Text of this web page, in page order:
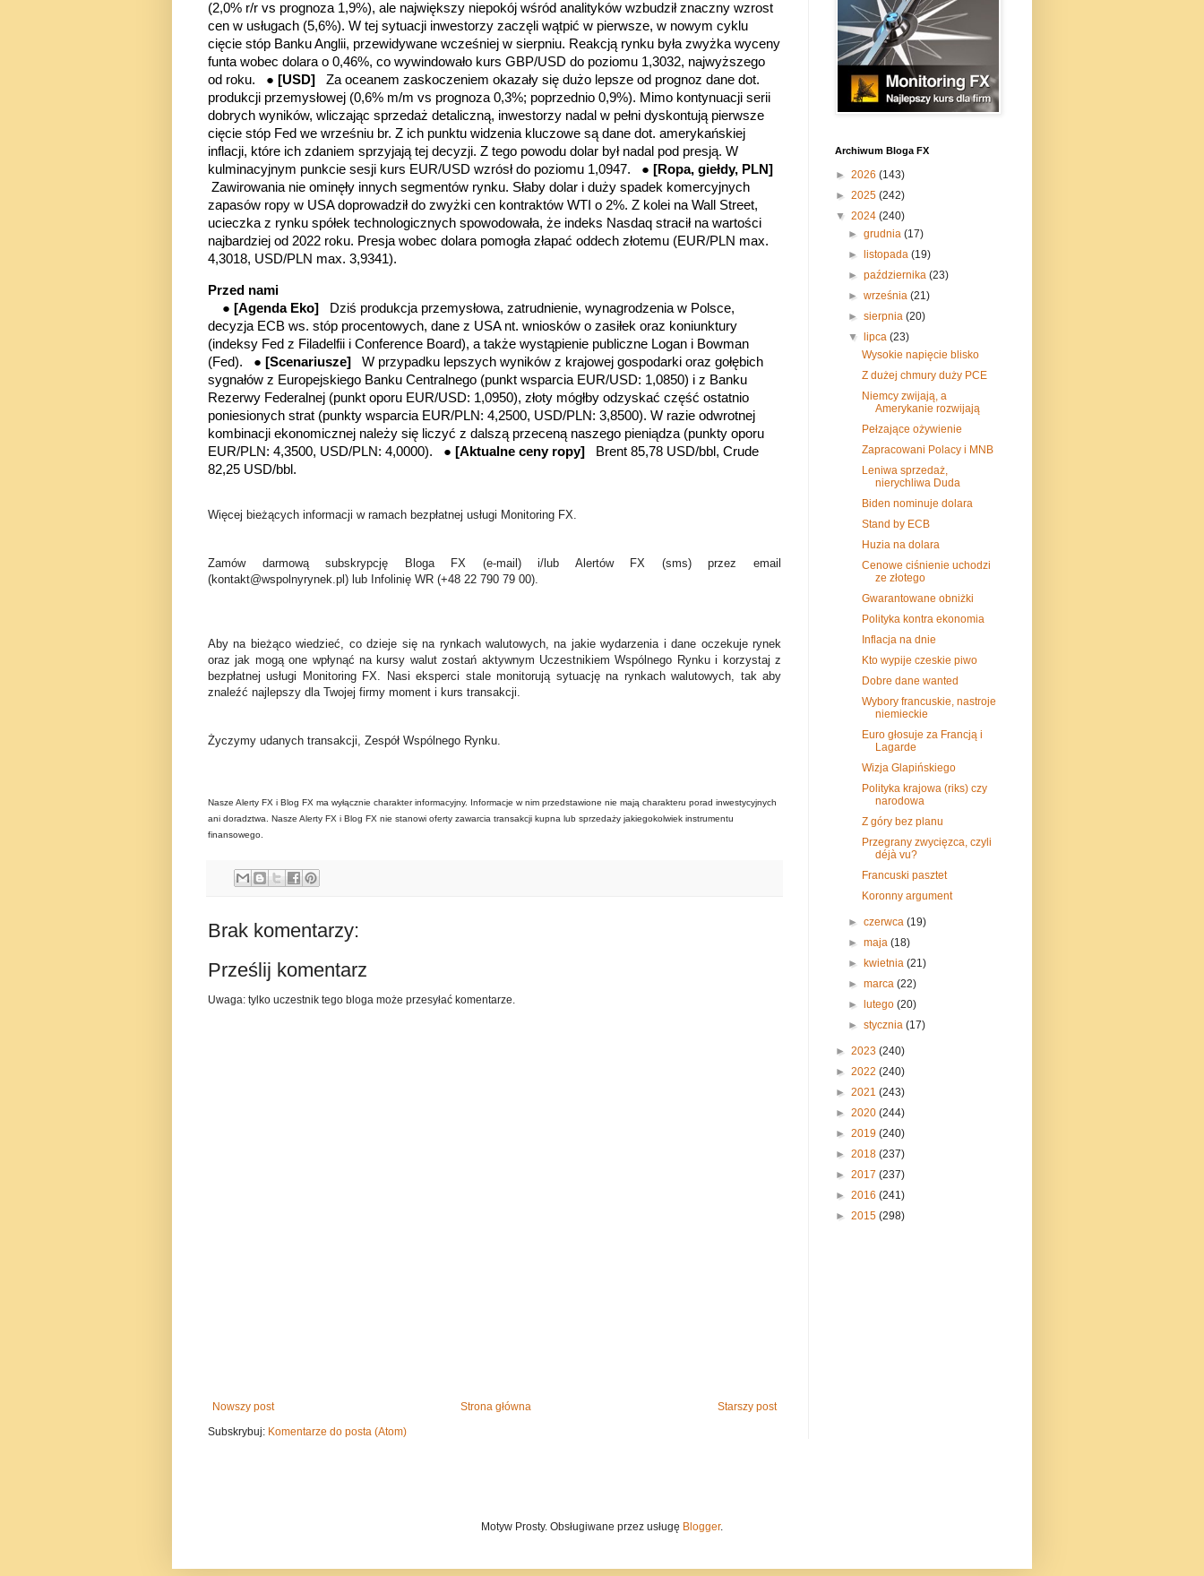
(2,0% r/r vs prognoza 1,9%), ale największy niepokój wśród analityków wzbudził znaczny wzrost
cen w usługach (5,6%). W tej sytuacji inwestorzy zaczęli wątpić w pierwsze, w nowym cyklu
cięcie stóp Banku Anglii, przewidywane wcześniej w sierpniu. Reakcją rynku była zwyżka wyceny
funta wobec dolara o 0,46%, co wywindowało kurs GBP/USD do poziomu 1,3032, najwyższego
od roku. ● [USD] Za oceanem zaskoczeniem okazały się dużo lepsze od prognoz dane dot.
produkcji przemysłowej (0,6% m/m vs prognoza 0,3%; poprzednio 0,9%). Mimo kontynuacji serii
dobrych wyników, wliczając sprzedaż detaliczną, inwestorzy nadal w pełni dyskontują pierwsze
cięcie stóp Fed we wrześniu br. Z ich punktu widzenia kluczowe są dane dot. amerykańskiej
inflacji, które ich zdaniem sprzyjają tej decyzji. Z tego powodu dolar był nadal pod presją. W
kulminacyjnym punkcie sesji kurs EUR/USD wzrósł do poziomu 1,0947. ● [Ropa, giełdy, PLN]
Zawirowania nie ominęły innych segmentów rynku. Słaby dolar i duży spadek komercyjnych
zapasów ropy w USA doprowadził do zwyżki cen kontraktów WTI o 2%. Z kolei na Wall Street,
ucieczka z rynku spółek technologicznych spowodowała, że indeks Nasdaq stracił na wartości
najbardziej od 2022 roku. Presja wobec dolara pomogła złapać oddech złotemu (EUR/PLN max.
4,3018, USD/PLN max. 3,9341).
Przed nami
● [Agenda Eko]
Dziś produkcja przemysłowa, zatrudnienie, wynagrodzenia w Polsce,
decyzja ECB ws. stóp procentowych, dane z USA nt. wniosków o zasiłek oraz koniunktury
(indeksy Fed z Filadelfii i Conference Board), a także wystąpienie publiczne Logan i Bowman
(Fed). ● [Scenariusze] W przypadku lepszych wyników z krajowej gospodarki oraz gołębich
sygnałów z Europejskiego Banku Centralnego (punkt wsparcia EUR/USD: 1,0850) i z Banku
Rezerwy Federalnej (punkt oporu EUR/USD: 1,0950), złoty mógłby odzyskać część ostatnio
poniesionych strat (punkty wsparcia EUR/PLN: 4,2500, USD/PLN: 3,8500). W razie odwrotnej
kombinacji ekonomicznej należy się liczyć z dalszą przeceną naszego pieniądza (punkty oporu
EUR/PLN: 4,3500, USD/PLN: 4,0000). ● [Aktualne ceny ropy]
Brent 85,78 USD/bbl, Crude
82,25 USD/bbl.
Więcej bieżących informacji w ramach bezpłatnej usługi Monitoring FX.
Zamów darmową subskrypcję Bloga FX (e-mail) i/lub Alertów FX (sms) przez email
(kontakt@wspolnyrynek.pl) lub Infolinię WR (+48 22 790 79 00).
Aby na bieżąco wiedzieć, co dzieje się na rynkach walutowych, na jakie wydarzenia i dane oczekuje rynek
oraz jak mogą one wpłynąć na kursy walut zostań aktywnym Uczestnikiem Wspólnego Rynku i korzystaj z
bezpłatnej usługi Monitoring FX. Nasi eksperci stale monitorują sytuację na rynkach walutowych, tak aby
znaleźć najlepszy dla Twojej firmy moment i kurs transakcji.
Życzymy udanych transakcji, Zespół Wspólnego Rynku.
Nasze Alerty FX i Blog FX ma wyłącznie charakter informacyjny. Informacje w nim przedstawione nie mają charakteru porad inwestycyjnych
ani doradztwa. Nasze Alerty FX i Blog FX nie stanowi oferty zawarcia transakcji kupna lub sprzedaży jakiegokolwiek instrumentu
finansowego.
Brak komentarzy:
Prześlij komentarz
Uwaga: tylko uczestnik tego bloga może przesyłać komentarze.
Nowszy post Starszy post
Strona główna
Subskrybuj: Komentarze do posta (Atom)
Archiwum Bloga FX
► 2026 (143)
► 2025 (242)
▼ 2024 (240)
►grudnia(17)
►listopada(19)
►października(23)
►września(21)
►sierpnia(20)
▼lipca(23)
Wysokie napięcie blisko
Z dużej chmury duży PCE
Niemcy zwijają, a
Amerykanie rozwijają
Pełzające ożywienie
Zapracowani Polacy i MNB
Leniwa sprzedaż,
nierychliwa Duda
Biden nominuje dolara
Stand by ECB
Huzia na dolara
Cenowe ciśnienie uchodzi
ze złotego
Gwarantowane obniżki
Polityka kontra ekonomia
Inflacja na dnie
Kto wypije czeskie piwo
Dobre dane wanted
Wybory francuskie, nastroje
niemieckie
Euro głosuje za Francją i
Lagarde
Wizja Glapińskiego
Polityka krajowa (riks) czy
narodowa
Z góry bez planu
Przegrany zwycięzca, czyli
déjà vu?
Francuski pasztet
Koronny argument
►czerwca(19)
►maja(18)
►kwietnia(21)
►marca(22)
►lutego(20)
►stycznia(17)
► 2023 (240)
► 2022 (240)
► 2021 (243)
► 2020 (244)
► 2019 (240)
► 2018 (237)
► 2017 (237)
► 2016 (241)
► 2015 (298)
Motyw Prosty. Obsługiwane przez usługę Blogger.